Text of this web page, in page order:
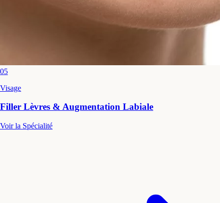
05
Visage
Filler Lèvres & Augmentation Labiale
Voir la Spécialité